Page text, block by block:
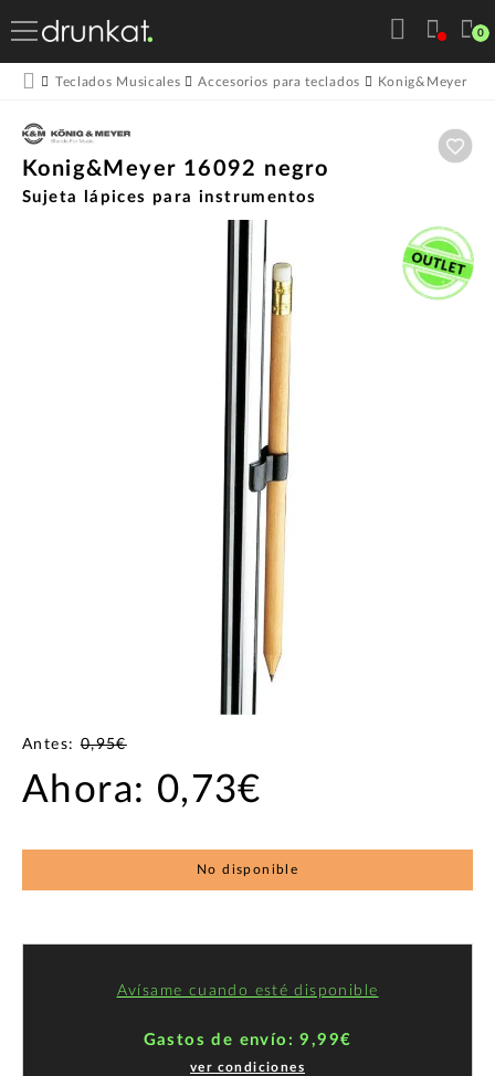
0
Teclados Musicales Accesorios para teclados Konig&Meyer
Konig&Meyer 16092 negro
Sujeta lápices para instrumentos
Antes:0,95€
Ahora: 0,73€
No disponible
Avísame cuando esté disponible
Gastos de envío: 9,99€
ver condiciones